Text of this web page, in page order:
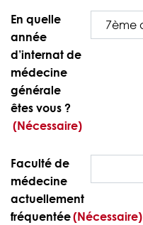
En quelle
année
d’internat de
médecine
générale
êtes vous ?
(Nécessaire)
Faculté de
médecine
actuellement
fréquentée(Nécessaire)